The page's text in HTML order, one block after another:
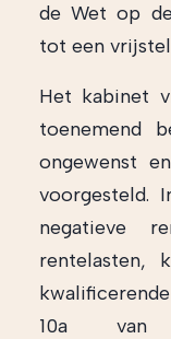
de Wet op de
tot een
Het kabinet
toenemend
ongewenst
voorgesteld.
negatieve
rentelasten,
10a